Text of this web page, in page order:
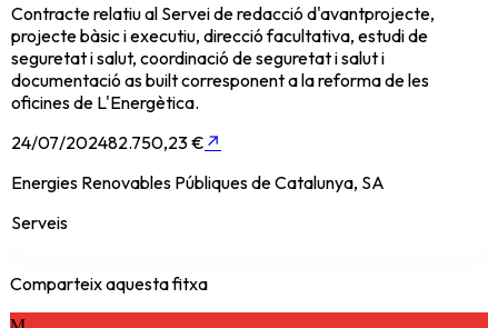
Contracte relatiu al Servei de redacció d'avantprojecte,
projecte bàsic i executiu, direcció facultativa, estudi de
seguretat i salut, coordinació de seguretat i salut i
documentació as built corresponent a la reforma de les
oficines de L'Energètica.
24/07/202482.750,23 € ↗
Energies Renovables Públiques de Catalunya, SA
Serveis
Comparteix aquesta fitxa